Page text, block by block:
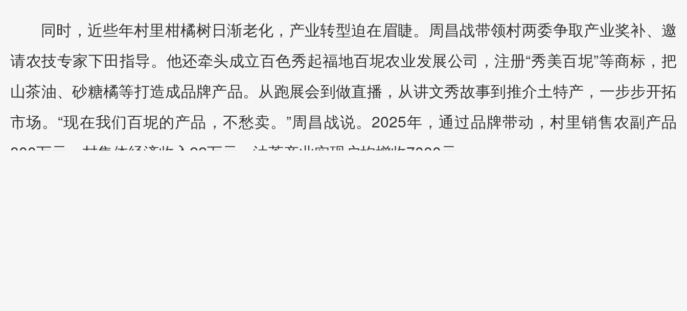
同时，近些年村里柑橘树日渐老化，产业转型迫在眉睫。周昌战带领村两委争取产业奖补、邀
请农技专家下田指导。他还牵头成立百色秀起福地百坭农业发展公司，注册“秀美百坭”等商标，把
山茶油、砂糖橘等打造成品牌产品。从跑展会到做直播，从讲文秀故事到推介土特产，一步步开拓
市场。“现在我们百坭的产品，不愁卖。”周昌战说。2025年，通过品牌带动，村里销售农副产品
800万元，村集体经济收入22万元，油茶产业实现户均增收7000元。